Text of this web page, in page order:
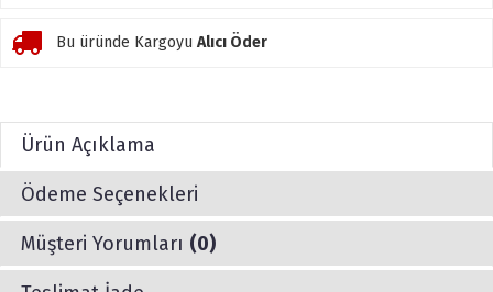
Bu üründe Kargoyu Alıcı Öder
Ürün Açıklama
Ödeme Seçenekleri
Müşteri Yorumları (0)